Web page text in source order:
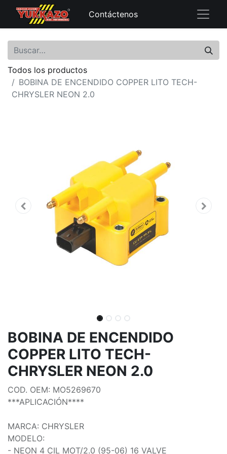
Contáctenos
Todos los productos
BOBINA DE ENCENDIDO COPPER LITO TECH-
CHRYSLER NEON 2.0
BOBINA DE ENCENDIDO
COPPER LITO TECH-
CHRYSLER NEON 2.0
COD. OEM: MO5269670
***APLICACIÓN****
MARCA: CHRYSLER
MODELO:
- NEON 4 CIL MOT/2.0 (95-06) 16 VALVE